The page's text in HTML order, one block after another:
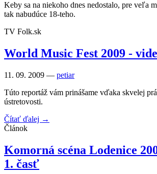
Keby sa na niekoho dnes nedostalo, pre veľa
tak nabudúce 18-teho.
TV Folk.sk
World Music Fest 2009 -
11. 09. 2009 — petiar
Túto reportáž vám prinášame vďaka skvelej
ústretovosti.
Čítať ďalej →
Článok
Komorná scéna Lodenice
1. časť